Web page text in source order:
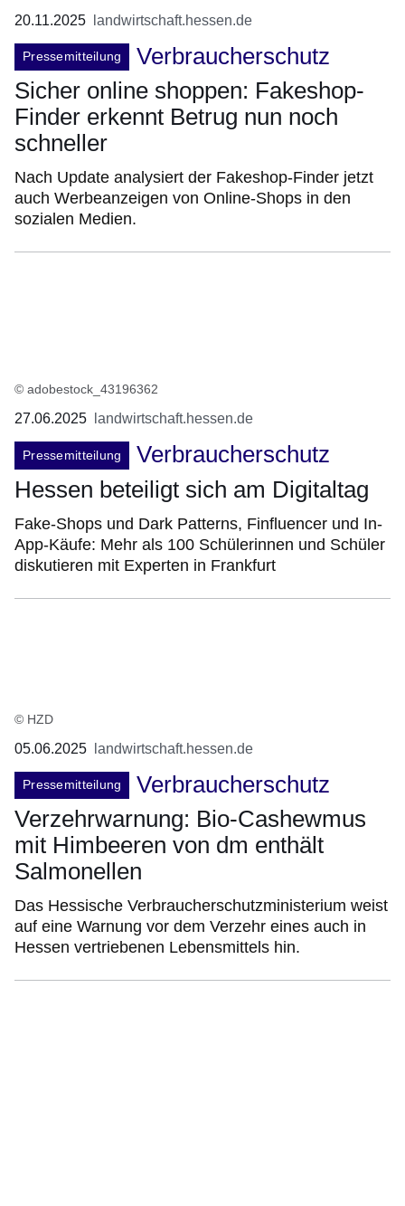
20.11.2025 landwirtschaft.hessen.de
Pressemitteilung
Verbraucherschutz
Sicher online shoppen: Fakeshop-
Finder erkennt Betrug nun noch
schneller
Nach Update analysiert der Fakeshop-Finder jetzt
auch Werbeanzeigen von Online-Shops in den
sozialen Medien.
© adobestock_43196362
27.06.2025 landwirtschaft.hessen.de
Pressemitteilung
Verbraucherschutz
Hessen beteiligt sich am Digitaltag
Fake-Shops und Dark Patterns, Finfluencer und In-
App-Käufe: Mehr als 100 Schülerinnen und Schüler
diskutieren mit Experten in Frankfurt
© HZD
05.06.2025 landwirtschaft.hessen.de
Pressemitteilung
Verbraucherschutz
Verzehrwarnung: Bio-Cashewmus
mit Himbeeren von dm enthält
Salmonellen
Das Hessische Verbraucherschutzministerium weist
auf eine Warnung vor dem Verzehr eines auch in
Hessen vertriebenen Lebensmittels hin.